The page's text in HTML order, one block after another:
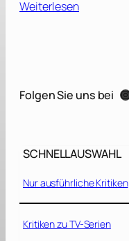
Weiterlesen:
o
S
t
a
Folgen Sie uns bei Instagram
SCHNELLAUSWAHL
Nur ausführliche Kritiken
Kritiken zu TV-Serien